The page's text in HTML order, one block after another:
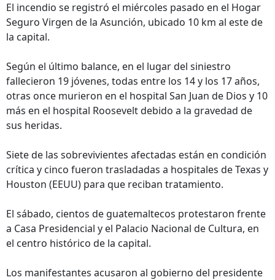
El incendio se registró el miércoles pasado en el Hogar
Seguro Virgen de la Asunción, ubicado 10 km al este de
la capital.
Según el último balance, en el lugar del siniestro
fallecieron 19 jóvenes, todas entre los 14 y los 17 años,
otras once murieron en el hospital San Juan de Dios y 10
más en el hospital Roosevelt debido a la gravedad de
sus heridas.
Siete de las sobrevivientes afectadas están en condición
crítica y cinco fueron trasladadas a hospitales de Texas y
Houston (EEUU) para que reciban tratamiento.
El sábado, cientos de guatemaltecos protestaron frente
a Casa Presidencial y el Palacio Nacional de Cultura, en
el centro histórico de la capital.
Los manifestantes acusaron al gobierno del presidente